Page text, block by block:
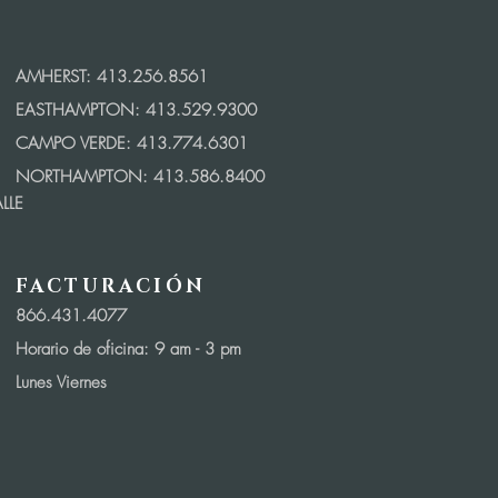
AMHERST: 413.256.8561
EASTHAMPTON: 413.529.9300
CAMPO VERDE: 413.774.6301
NORTHAMPTON: 413.586.8400
FACTURACIÓN
866.431.4077
Horario de oficina: 9 am - 3 pm
Lunes Viernes